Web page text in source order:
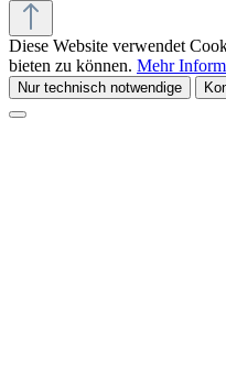
Diese Website verwendet
bieten zu können. Mehr
Nur technisch notwendige